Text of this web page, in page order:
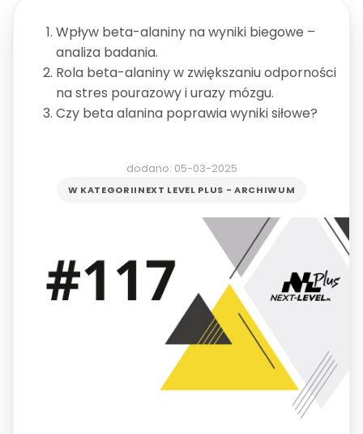
Wpływ beta-alaniny na wyniki biegowe –
analiza badania.
Rola beta-alaniny w zwiększaniu odporności
na stres pourazowy i urazy mózgu.
Czy beta alanina poprawia wyniki siłowe?
dodano: 05-03-2025
W KATEGORIINEXT LEVEL PLUS - ARCHIWUM